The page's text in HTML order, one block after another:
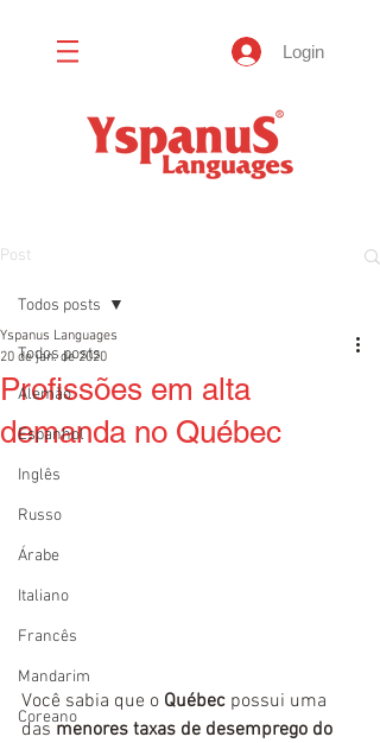
Login
Post
Todos posts
Alemão
Espanhol
Inglês
Russo
Árabe
Italiano
Francês
Mandarim
Coreano
Todos posts
Profissões em alta
demanda no Québec
Yspanus Languages
20 de jan. de 2020
Você sabia que o Québec possui uma
das menores taxas de desemprego do